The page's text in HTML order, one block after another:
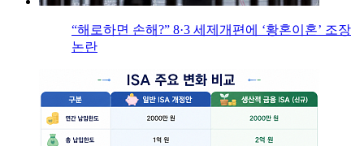
“해로하면 손해?” 8·3 세제개편에 ‘황혼이혼’ 조장
논란